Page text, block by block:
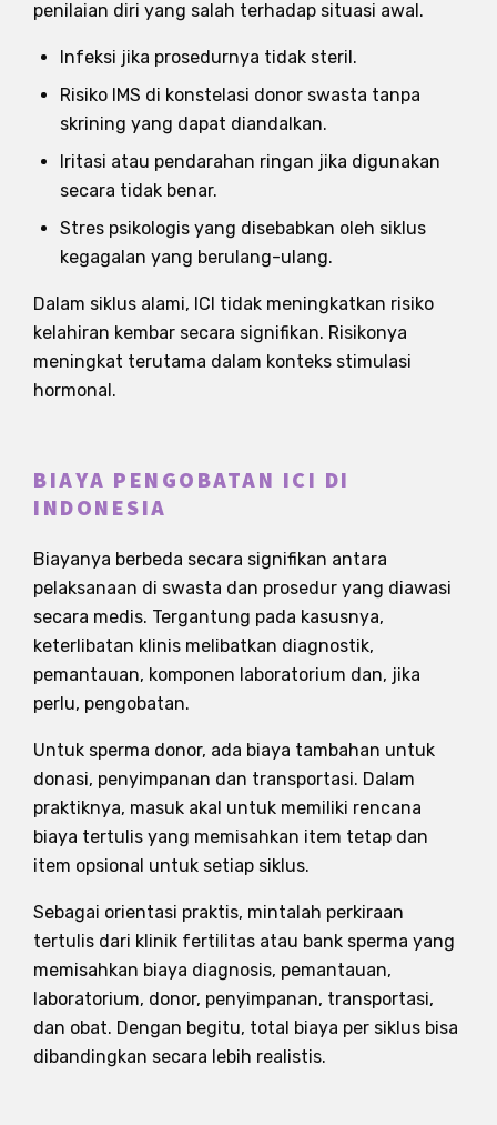
penilaian diri yang salah terhadap situasi awal.
Infeksi jika prosedurnya tidak steril.
Risiko IMS di konstelasi donor swasta tanpa
skrining yang dapat diandalkan.
Iritasi atau pendarahan ringan jika digunakan
secara tidak benar.
Stres psikologis yang disebabkan oleh siklus
kegagalan yang berulang-ulang.
Dalam siklus alami, ICI tidak meningkatkan risiko
kelahiran kembar secara signifikan. Risikonya
meningkat terutama dalam konteks stimulasi
hormonal.
BIAYA PENGOBATAN ICI DI
INDONESIA
Biayanya berbeda secara signifikan antara
pelaksanaan di swasta dan prosedur yang diawasi
secara medis. Tergantung pada kasusnya,
keterlibatan klinis melibatkan diagnostik,
pemantauan, komponen laboratorium dan, jika
perlu, pengobatan.
Untuk sperma donor, ada biaya tambahan untuk
donasi, penyimpanan dan transportasi. Dalam
praktiknya, masuk akal untuk memiliki rencana
biaya tertulis yang memisahkan item tetap dan
item opsional untuk setiap siklus.
Sebagai orientasi praktis, mintalah perkiraan
tertulis dari klinik fertilitas atau bank sperma yang
memisahkan biaya diagnosis, pemantauan,
laboratorium, donor, penyimpanan, transportasi,
dan obat. Dengan begitu, total biaya per siklus bisa
dibandingkan secara lebih realistis.